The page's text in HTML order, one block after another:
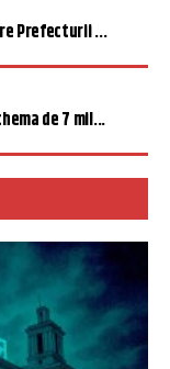
Prefecturii ...
de 7 mil...